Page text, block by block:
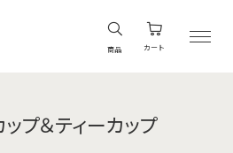
商品 カート
プ＆ティーカップ